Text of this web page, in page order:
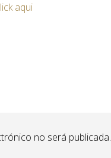
aqui
no será publicada.